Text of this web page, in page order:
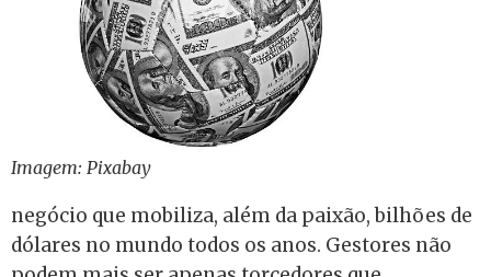
Imagem: Pixabay
negócio que mobiliza, além da paixão, bilhões de
dólares no mundo todos os anos. Gestores não